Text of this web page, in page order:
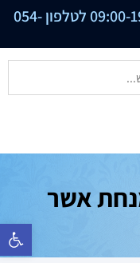
פתח סרגל
054-
אשר